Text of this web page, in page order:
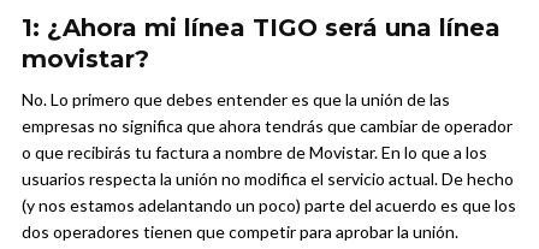
1: ¿Ahora mi línea TIGO será una línea
movistar?
No. Lo primero que debes entender es que la unión de las
empresas no significa que ahora tendrás que cambiar de operador
o que recibirás tu factura a nombre de Movistar. En lo que a los
usuarios respecta la unión no modifica el servicio actual. De hecho
(y nos estamos adelantando un poco) parte del acuerdo es que los
dos operadores tienen que competir para aprobar la unión.